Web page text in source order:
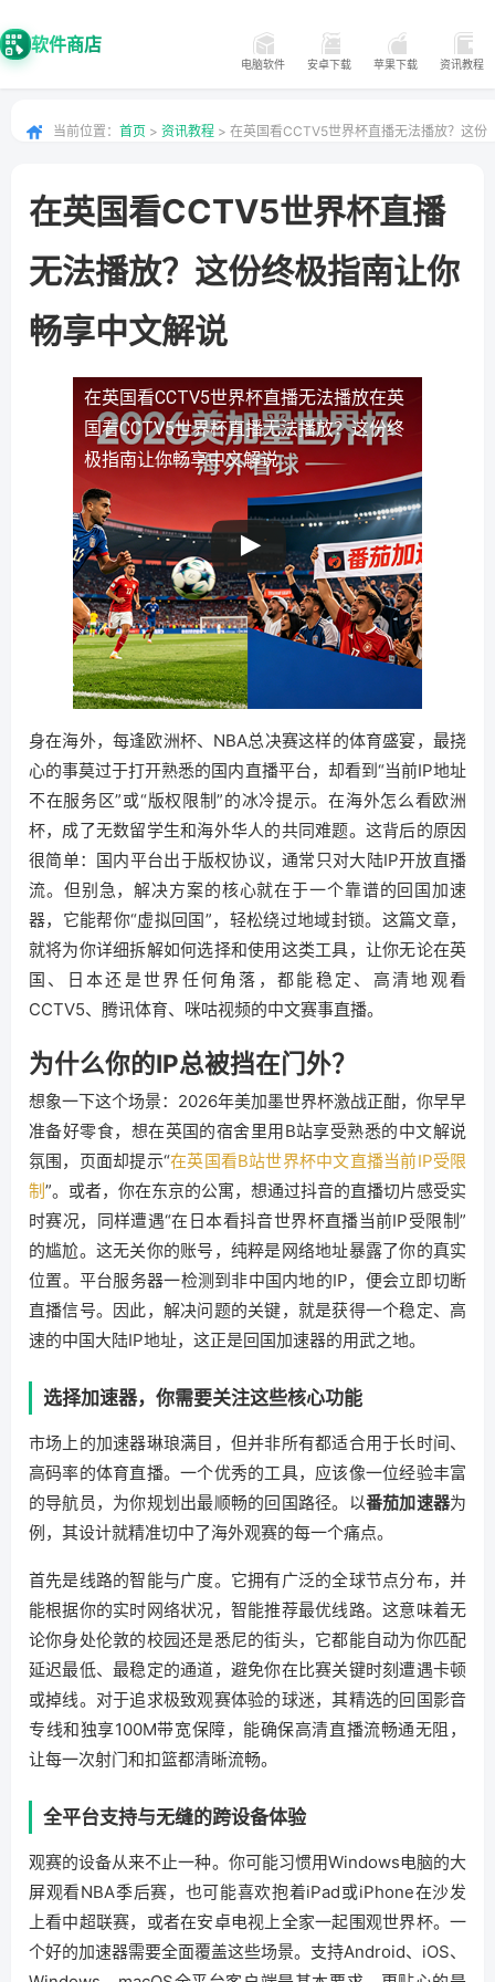
软件商店
电脑软件 安卓下载 苹果下载 资讯教程
当前位置： 首页 > 资讯教程 > 在英国看CCTV5世界杯直播无法播放？这份
在英国看CCTV5世界杯直播
无法播放？这份终极指南让你
畅享中文解说
在英国看CCTV5世界杯直播无法播放在英
国看CCTV5世界杯直播无法播放？这份终
极指南让你畅享中文解说
身在海外，每逢欧洲杯、NBA总决赛这样的体育盛宴，最挠
心的事莫过于打开熟悉的国内直播平台，却看到“当前IP地址
不在服务区”或“版权限制”的冰冷提示。在海外怎么看欧洲
杯，成了无数留学生和海外华人的共同难题。这背后的原因
很简单：国内平台出于版权协议，通常只对大陆IP开放直播
流。但别急，解决方案的核心就在于一个靠谱的回国加速
器，它能帮你“虚拟回国”，轻松绕过地域封锁。这篇文章，
就将为你详细拆解如何选择和使用这类工具，让你无论在英
国、日本还是世界任何角落，都能稳定、高清地观看
CCTV5、腾讯体育、咪咕视频的中文赛事直播。
为什么你的IP总被挡在门外？
想象一下这个场景：2026年美加墨世界杯激战正酣，你早早
准备好零食，想在英国的宿舍里用B站享受熟悉的中文解说
氛围，页面却提示“在英国看B站世界杯中文直播当前IP受限
制”。或者，你在东京的公寓，想通过抖音的直播切片感受实
时赛况，同样遭遇“在日本看抖音世界杯直播当前IP受限制”
的尴尬。这无关你的账号，纯粹是网络地址暴露了你的真实
位置。平台服务器一检测到非中国内地的IP，便会立即切断
直播信号。因此，解决问题的关键，就是获得一个稳定、高
速的中国大陆IP地址，这正是回国加速器的用武之地。
选择加速器，你需要关注这些核心功能
市场上的加速器琳琅满目，但并非所有都适合用于长时间、
高码率的体育直播。一个优秀的工具，应该像一位经验丰富
的导航员，为你规划出最顺畅的回国路径。以番茄加速器为
例，其设计就精准切中了海外观赛的每一个痛点。
首先是线路的智能与广度。它拥有广泛的全球节点分布，并
能根据你的实时网络状况，智能推荐最优线路。这意味着无
论你身处伦敦的校园还是悉尼的街头，它都能自动为你匹配
延迟最低、最稳定的通道，避免你在比赛关键时刻遭遇卡顿
或掉线。对于追求极致观赛体验的球迷，其精选的回国影音
专线和独享100M带宽保障，能确保高清直播流畅通无阻，
让每一次射门和扣篮都清晰流畅。
全平台支持与无缝的跨设备体验
观赛的设备从来不止一种。你可能习惯用Windows电脑的大
屏观看NBA季后赛，也可能喜欢抱着iPad或iPhone在沙发
上看中超联赛，或者在安卓电视上全家一起围观世界杯。一
个好的加速器需要全面覆盖这些场景。支持Android、iOS、